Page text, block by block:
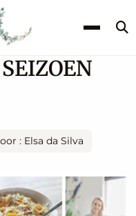
: Elsa da Silva